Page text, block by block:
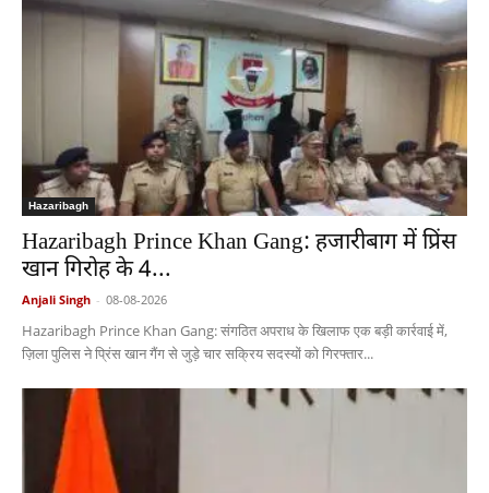
Hazaribagh
Hazaribagh Prince Khan Gang: हजारीबाग में प्रिंस
खान गिरोह के 4...
Anjali Singh - 08-08-2026
Hazaribagh Prince Khan Gang: संगठित अपराध के खिलाफ एक बड़ी कार्रवाई में,
ज़िला पुलिस ने प्रिंस खान गैंग से जुड़े चार सक्रिय सदस्यों को गिरफ्तार...